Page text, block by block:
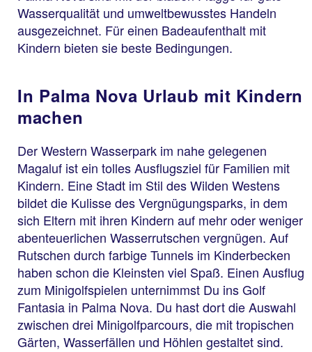
Wasserqualität und umweltbewusstes Handeln
ausgezeichnet. Für einen Badeaufenthalt mit
Kindern bieten sie beste Bedingungen.
In Palma Nova Urlaub mit Kindern
machen
Der Western Wasserpark im nahe gelegenen
Magaluf ist ein tolles Ausflugsziel für Familien mit
Kindern. Eine Stadt im Stil des Wilden Westens
bildet die Kulisse des Vergnügungsparks, in dem
sich Eltern mit ihren Kindern auf mehr oder weniger
abenteuerlichen Wasserrutschen vergnügen. Auf
Rutschen durch farbige Tunnels im Kinderbecken
haben schon die Kleinsten viel Spaß. Einen Ausflug
zum Minigolfspielen unternimmst Du ins Golf
Fantasia in Palma Nova. Du hast dort die Auswahl
zwischen drei Minigolfparcours, die mit tropischen
Gärten, Wasserfällen und Höhlen gestaltet sind.